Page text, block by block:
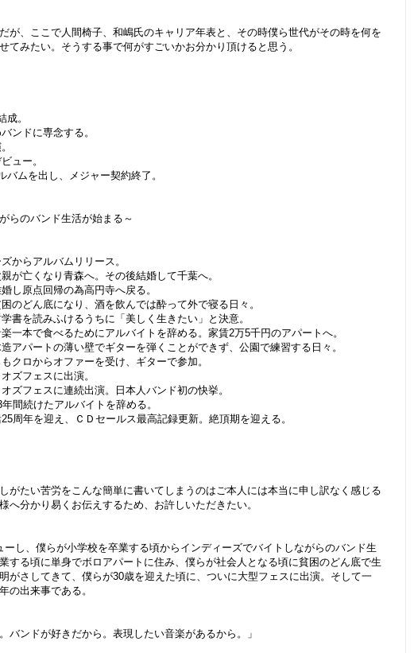
が、ここで人間椅子、和嶋氏のキャリア年表と、その時僕ら世代がその時を何を
てみたい。そうする事で何がすごいかお分かり頂けると思う。
。
ンドに専念する。
ュー。
ムを出し、メジャー契約終了。
らのバンド生活が始まる～
からアルバムリリース。
が亡くなり青森へ。その後結婚して千葉へ。
し原点回帰の為高円寺へ戻る。
のどん底になり、酒を飲んでは酔って外で寝る日々。
書を読みふけるうちに「美しく生きたい」と決意。
一本で食べるためにアルバイトを辞める。家賃2万5千円のアパートへ。
アパートの薄い壁でギターを弾くことができず、公園で練習する日々。
クロからオファーを受け、ギターで参加。
ズフェスに出演。
ズフェスに連続出演。日本人バンド初の快挙。
間続けたアルバイトを辞める。
周年を迎え、ＣＤセールス最高記録更新。絶頂期を迎える。
がたい苦労をこんな簡単に書いてしまうのはご本人には本当に申し訳なく感じる
へ分かり易くお伝えするため、お許しいただきたい。
し、僕らが小学校を卒業する頃からインディーズでバイトしながらのバンド生
する頃に単身でボロアパートに住み、僕らが社会人となる頃に貧困のどん底で生
がさしてきて、僕らが30歳を迎えた頃に、ついに大型フェスに出演。そして一
の出来事である。
バンドが好きだから。表現したい音楽があるから。」